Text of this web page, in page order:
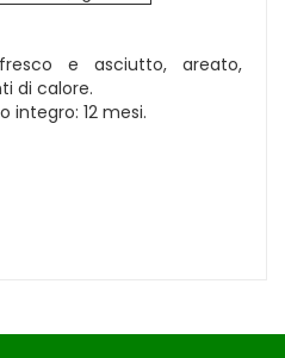
e asciutto, areato,
di calore.
integro: 12 mesi.